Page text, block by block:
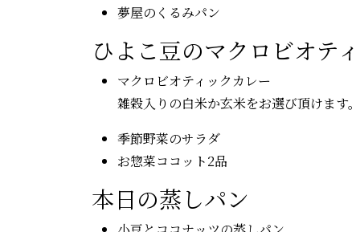
夢屋のくるみパン
ひよこ豆のマクロビオテ
マクロビオティックカレー
雑穀入りの白米か玄米をお選び頂けます。
季節野菜のサラダ
お惣菜ココット2品
本日の蒸しパン